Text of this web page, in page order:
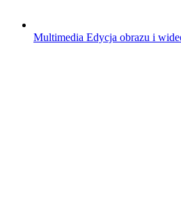
Multimedia Edycja obrazu i